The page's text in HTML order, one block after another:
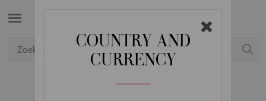
COUNTRY AND
CURRENCY